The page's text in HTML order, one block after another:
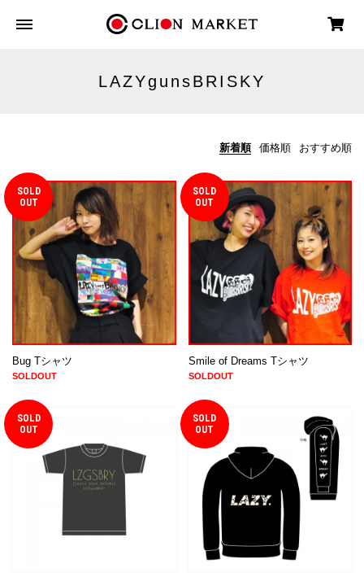
LAZYgunsBRISKY
新着順 価格順 おすすめ順
SOLD
OUT
Bug Tシャツ
SOLDOUT
SOLD
OUT
Smile of Dreams Tシャツ
SOLDOUT
SOLD
OUT
SOLD
OUT